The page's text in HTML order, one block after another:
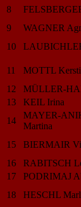
8
9
WAGNER
10
11 MOTTL
12
MÜLLER-
13
KEIL Irina
14
MAYER-
Martina
15 BIERMAIR
16
RABITSCH
17
PODRIMAJ
18
HESCHL